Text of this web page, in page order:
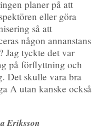
planer på att
eller göra
så att
någon annanstans
Jag tyckte det var
på förflyttning och
Det skulle vara bra
A utan kanske också
Eriksson